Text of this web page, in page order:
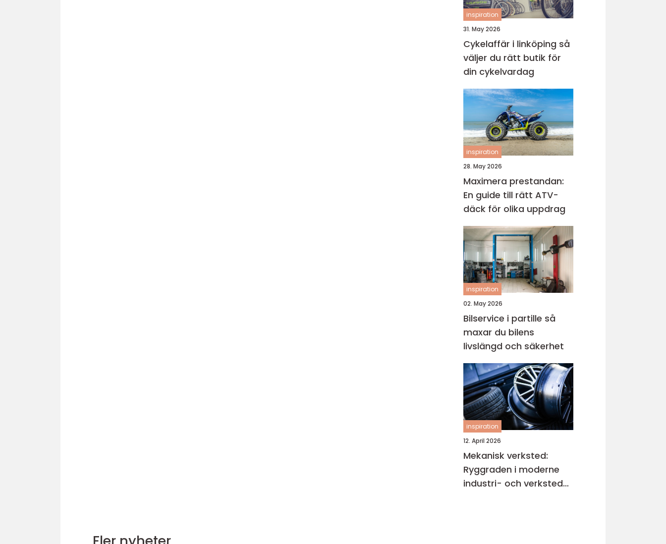
inspiration
31. May 2026
Cykelaffär i linköping så
väljer du rätt butik för
din cykelvardag
inspiration
28. May 2026
Maximera prestandan:
En guide till rätt ATV-
däck för olika uppdrag
inspiration
02. May 2026
Bilservice i partille så
maxar du bilens
livslängd och säkerhet
inspiration
12. April 2026
Mekanisk verksted:
Ryggraden i moderne
industri- och verksted-